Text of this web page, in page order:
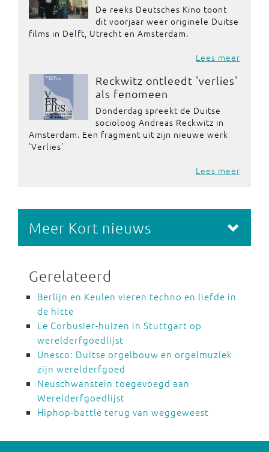
De reeks Deutsches Kino toont
dit voorjaar weer originele Duitse
films in Delft, Utrecht en Amsterdam.
Lees meer
Reckwitz ontleedt 'verlies'
als fenomeen
Donderdag spreekt de Duitse
socioloog Andreas Reckwitz in
Amsterdam. Een fragment uit zijn nieuwe werk
'Verlies'
Lees meer
Meer Kort nieuws
Gerelateerd
Berlijn en Keulen vieren techno en liefde in
de hitte
Le Corbusier-huizen in Stuttgart op
werelderfgoedlijst
Unesco: Duitse orgelbouw en orgelmuziek
zijn werelderfgoed
Neuschwanstein toegevoegd aan
Werelderfgoedlijst
Hiphop-battle terug van weggeweest